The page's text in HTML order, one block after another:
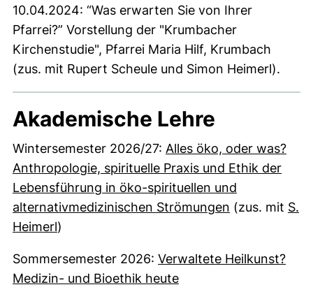
10.04.2024: “Was erwarten Sie von Ihrer
Pfarrei?” Vorstellung der "Krumbacher
Kirchenstudie", Pfarrei Maria Hilf, Krumbach
(zus. mit Rupert Scheule und Simon Heimerl).
Akademische Lehre
Wintersemester 2026/27: Alles öko, oder was?
Anthropologie, spirituelle Praxis und Ethik der
Lebensführung in öko-spirituellen und
alternativmedizinischen Strömungen (externer
(zus. mit S.
Heimerl)
Sommersemester 2026: Verwaltete Heilkunst?
Medizin- und Bioethik heute(externer Link, öffnet